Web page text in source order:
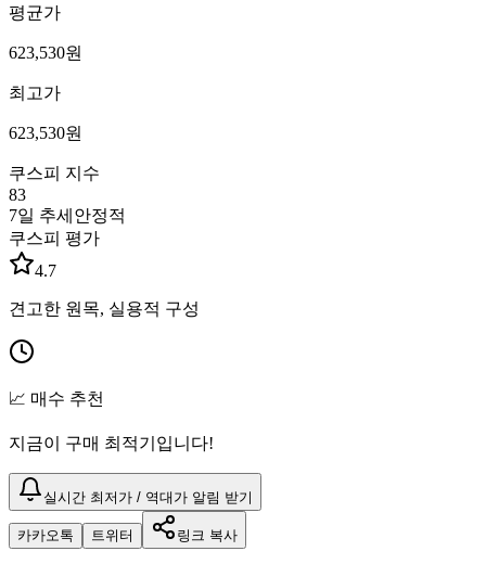
평균가
623,530원
최고가
623,530원
쿠스피 지수
83
7일 추세 안정적
쿠스피 평가
4.7
견고한 원목, 실용적 구성
📈 매수 추천
지금이 구매 최적기입니다!
실시간 최저가 / 역대가 알림 받기
카카오톡 트위터 링크 복사